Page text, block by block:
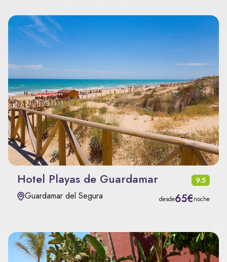
Hotel Playas de Guardamar 9.5
Guardamar del Segura desde65€noche